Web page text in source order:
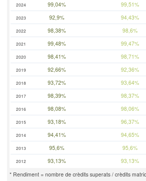
2024 99,04% 99,51%
2023 92,9% 94,43%
2022 98,38% 98,6%
2021 99,48% 99,47%
2020 98,41% 98,71%
2019 92,66% 92,36%
2018 93,72% 93,64%
2017 98,39% 98,37%
2016 98,08% 98,06%
2015 93,18% 96,37%
2014 94,41% 94,65%
2013 95,6% 95,6%
2012 93,13%
93,13%
* Rendiment = nombre de crèdits superats / crèdits